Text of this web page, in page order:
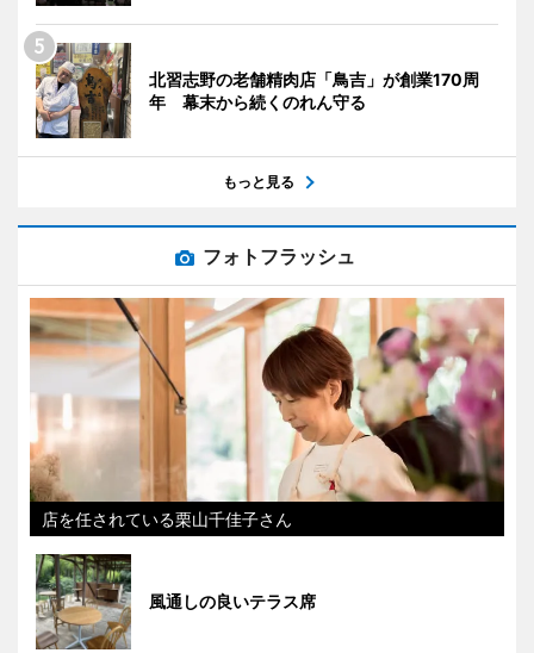
北習志野の老舗精肉店「鳥吉」が創業170周
年 幕末から続くのれん守る
もっと見る
フォトフラッシュ
店を任されている栗山千佳子さん
風通しの良いテラス席